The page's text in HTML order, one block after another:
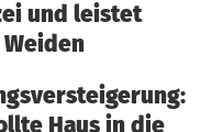
und leistet
Haus in die